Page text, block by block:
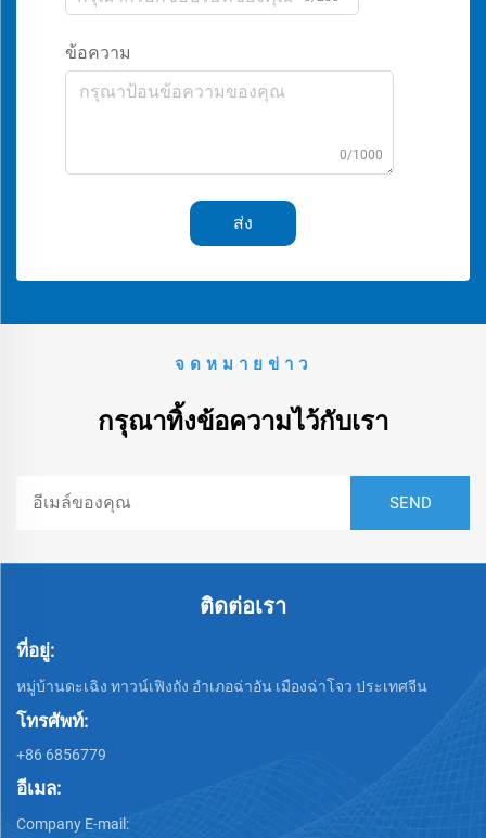
ข้อความ
0/1000
ส่ง
จดหมายข่าว
กรุณาทิ้งข้อความไว้กับเรา
ติดต่อเรา
ที่อยู่:
หมู่บ้านดะเฉิง ทาวน์เฟิงถัง อำเภอฉ่าอัน เมืองฉ่าโจว ประเทศจีน
โทรศัพท์:
+86 6856779
อีเมล:
Company E-mail: